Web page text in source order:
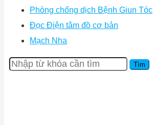
Phòng chống dịch Bệnh Giun Tóc
Đọc Điện tâm đồ cơ bản
Mạch Nha